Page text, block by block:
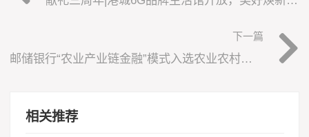
下一篇
邮储银行“农业产业链金融”模式入选农业农村部金融支农八大创新模式
相关推荐